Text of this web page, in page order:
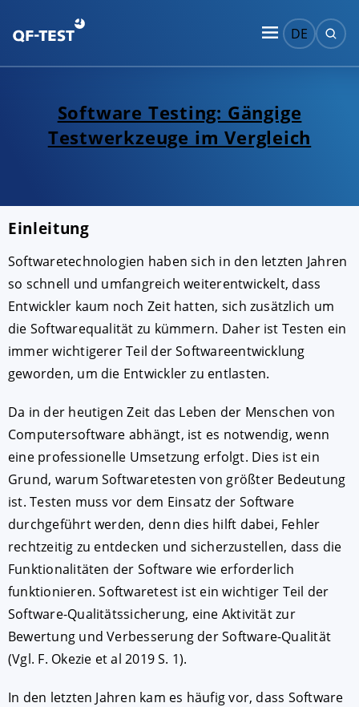
DE
Software Testing: Gängige
Testwerkzeuge im Vergleich
Einleitung
Softwaretechnologien haben sich in den letzten Jahren
so schnell und umfangreich weiterentwickelt, dass
Entwickler kaum noch Zeit hatten, sich zusätzlich um
die Softwarequalität zu kümmern. Daher ist Testen ein
immer wichtigerer Teil der Softwareentwicklung
geworden, um die Entwickler zu entlasten.
Da in der heutigen Zeit das Leben der Menschen von
Computersoftware abhängt, ist es notwendig, wenn
eine professionelle Umsetzung erfolgt. Dies ist ein
Grund, warum Softwaretesten von größter Bedeutung
ist. Testen muss vor dem Einsatz der Software
durchgeführt werden, denn dies hilft dabei, Fehler
rechtzeitig zu entdecken und sicherzustellen, dass die
Funktionalitäten der Software wie erforderlich
funktionieren. Softwaretest ist ein wichtiger Teil der
Software-Qualitätssicherung, eine Aktivität zur
Bewertung und Verbesserung der Software-Qualität
(Vgl. F. Okezie et al 2019 S. 1).
In den letzten Jahren kam es häufig vor, dass Software